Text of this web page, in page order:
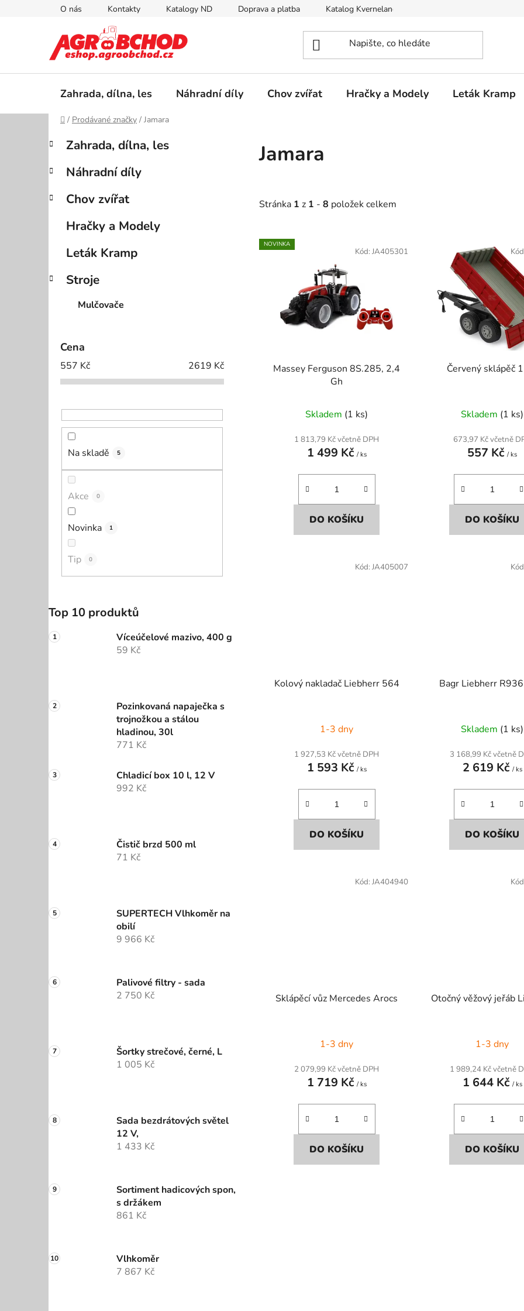
O nás Kontakty Katalogy ND Doprava a platba Katalog Kverneland
Zahrada, dílna, les Náhradní díly Chov zvířat Hračky a Modely Leták Kramp
Domů
/ Prodávané značky / Jamara
P
s
r
p
Přeskočit
kategorie
K
a
e
o
Zahrada, dílna, les
Náhradní díly
Chov zvířat
Hračky a Modely
Leták Kramp
Stroje
Mulčovače
Cena
557 Kč 2619 Kč
Na skladě 5
Akce 0
Novinka 1
Tip 0
Top 10 produktů
Víceúčelové mazivo, 400 g
59 Kč
Pozinkovaná napaječka s
trojnožkou a stálou
hladinou, 30l
771 Kč
Chladicí box 10 l, 12 V
992 Kč
Čistič brzd 500 ml
71 Kč
SUPERTECH Vlhkoměr na
obilí
9 966 Kč
Palivové filtry - sada
2 750 Kč
Šortky strečové, černé, L
1 005 Kč
Sada bezdrátových světel
12 V,
1 433 Kč
Sortiment hadicových spon,
s držákem
861 Kč
Vlhkoměr
7 867 Kč
Jamara
Stránka 1 z 1 - 8 položek celkem
V
ý
NOVINKA
Massey Ferguson 8S.285, 2,4
Gh
Skladem (1 ks)
1 813,79 Kč včetně DPH
1 499 Kč / ks
DO KOŠÍKU
Kód: JA405301
Červený sklápěč
Skladem (1 ks)
673,97 Kč včetně
557 Kč/ ks
DO KOŠÍKU
Kolový nakladač Liebherr 564
1-3 dny
1 927,53 Kč včetně DPH
1 593 Kč / ks
DO KOŠÍKU
Kód: JA405007
Bagr Liebherr
Skladem (1 ks)
3 168,99 Kč včetně
2 619 Kč / ks
DO KOŠÍKU
Sklápěcí vůz Mercedes Arocs
1-3 dny
2 079,99 Kč včetně DPH
1 719 Kč / ks
DO KOŠÍKU
Kód: JA404940
Otočný věžový jeřáb
1-3 dny
1 989,24 Kč včetně
1 644 Kč / ks
DO KOŠÍKU